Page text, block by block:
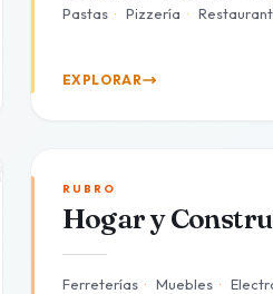
Pastas · Pizzería ·
EXPLORAR
RUBRO
Hogar y
Ferreterías · Muebles ·